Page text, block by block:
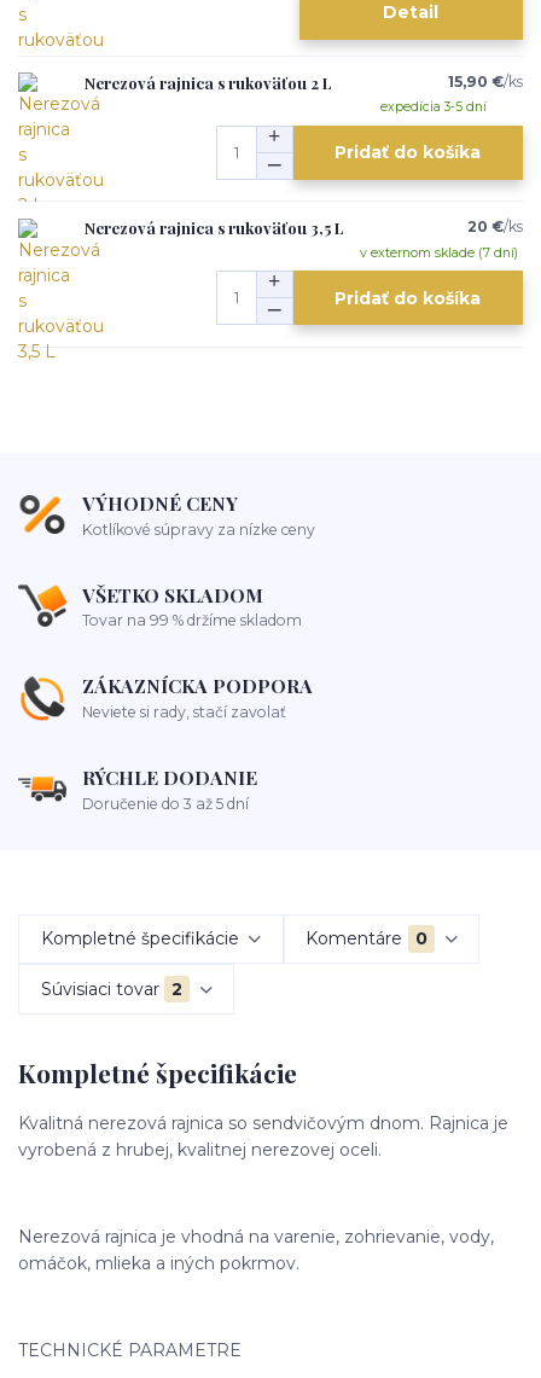
Detail
Nerezová rajnica s rukoväťou 2 L 15,90 €/ks
expedícia 3-5 dní
Pridať do košíka
Nerezová rajnica s rukoväťou 3,5 L 20 €/ks
v externom sklade (7 dní)
Pridať do košíka
VÝHODNÉ CENY
Kotlíkové súpravy za nízke ceny
VŠETKO SKLADOM
Tovar na 99 % držíme skladom
ZÁKAZNÍCKA PODPORA
Neviete si rady, stačí zavolať
RÝCHLE DODANIE
Doručenie do 3 až 5 dní
Kompletné špecifikácie Komentáre 0
Súvisiaci tovar 2
Kompletné špecifikácie
Kvalitná nerezová rajnica so sendvičovým dnom. Rajnica je
vyrobená z hrubej, kvalitnej nerezovej oceli.
Nerezová rajnica je vhodná na varenie, zohrievanie, vody,
omáčok, mlieka a iných pokrmov.
TECHNICKÉ PARAMETRE